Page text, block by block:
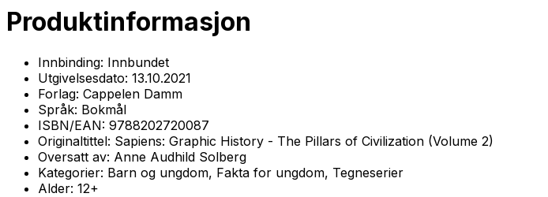
Produktinformasjon
Innbinding: Innbundet
Utgivelsesdato: 13.10.2021
Forlag: Cappelen Damm
Språk: Bokmål
ISBN/EAN: 9788202720087
Originaltittel: Sapiens: Graphic History - The Pillars of Civilization (Volume 2)
Oversatt av: Anne Audhild Solberg
Kategorier: Barn og ungdom, Fakta for ungdom, Tegneserier
Alder: 12+